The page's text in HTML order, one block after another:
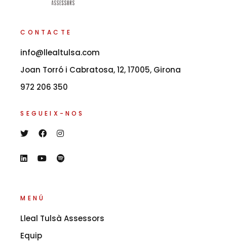
CONTACTE
info@llealtulsa.com
Joan Torró i Cabratosa, 12, 17005, Girona
972 206 350
SEGUEIX-NOS
MENÚ
Lleal Tulsà Assessors
Equip